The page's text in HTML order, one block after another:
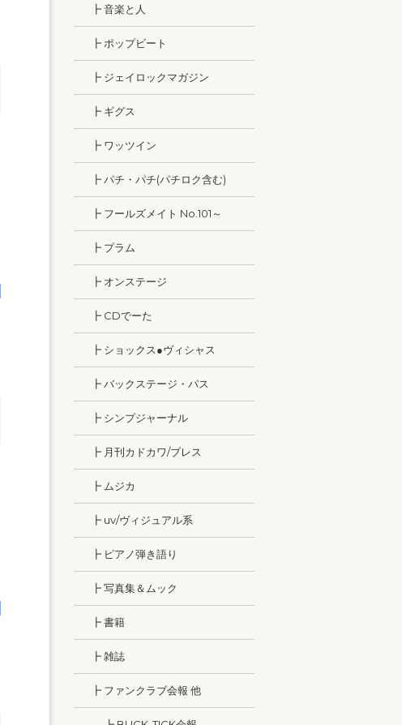
┣ 音楽と人
┣ ポップビート
┣ ジェイロックマガジン
┣ ギグス
┣ ワッツイン
┣ パチ・パチ(パチロク含む)
┣ フールズメイト No.101～
┣ プラム
┣ オンステージ
┣ CDでーた
┣ ショックス●ヴィシャス
┣ バックステージ・パス
┣ シンプジャーナル
┣ 月刊カドカワ/ブレス
┣ ムジカ
┣ uv/ヴィジュアル系
┣ ピアノ弾き語り
┣ 写真集＆ムック
┣ 書籍
┣ 雑誌
┣ ファンクラブ会報 他